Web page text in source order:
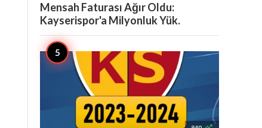
Mensah Faturası Ağır Oldu:
Kayserispor'a Milyonluk Yük.